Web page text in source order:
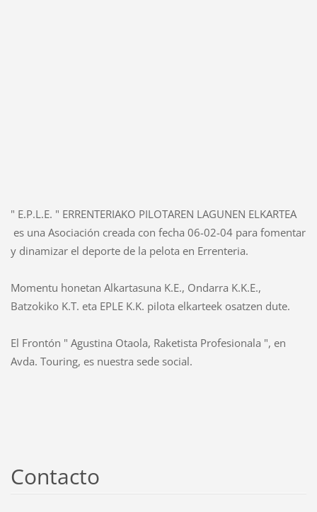
" E.P.L.E. " ERRENTERIAKO PILOTAREN LAGUNEN ELKARTEA
es una Asociación creada con fecha 06-02-04 para fomentar
y dinamizar el deporte de la pelota en Errenteria.
Momentu honetan Alkartasuna K.E., Ondarra K.K.E.,
Batzokiko K.T. eta EPLE K.K. pilota elkarteek osatzen dute.
El Frontón " Agustina Otaola, Raketista Profesionala ", en
Avda. Touring, es nuestra sede social.
Contacto